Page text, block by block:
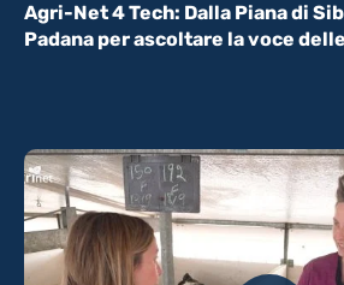
Agri-Net 4 Tech: Dalla Piana di
Padana per ascoltare la voce